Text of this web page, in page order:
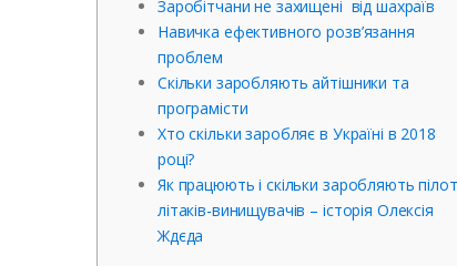
Заробітчани не захищені від шахраїв
Навичка ефективного розв’язання
проблем
Скільки заробляють айтішники та
програмісти
Хто скільки заробляє в Україні в 2018
році?
Як працюють і скільки заробляють
літаків-винищувачів – історія Олексія
Ждєда